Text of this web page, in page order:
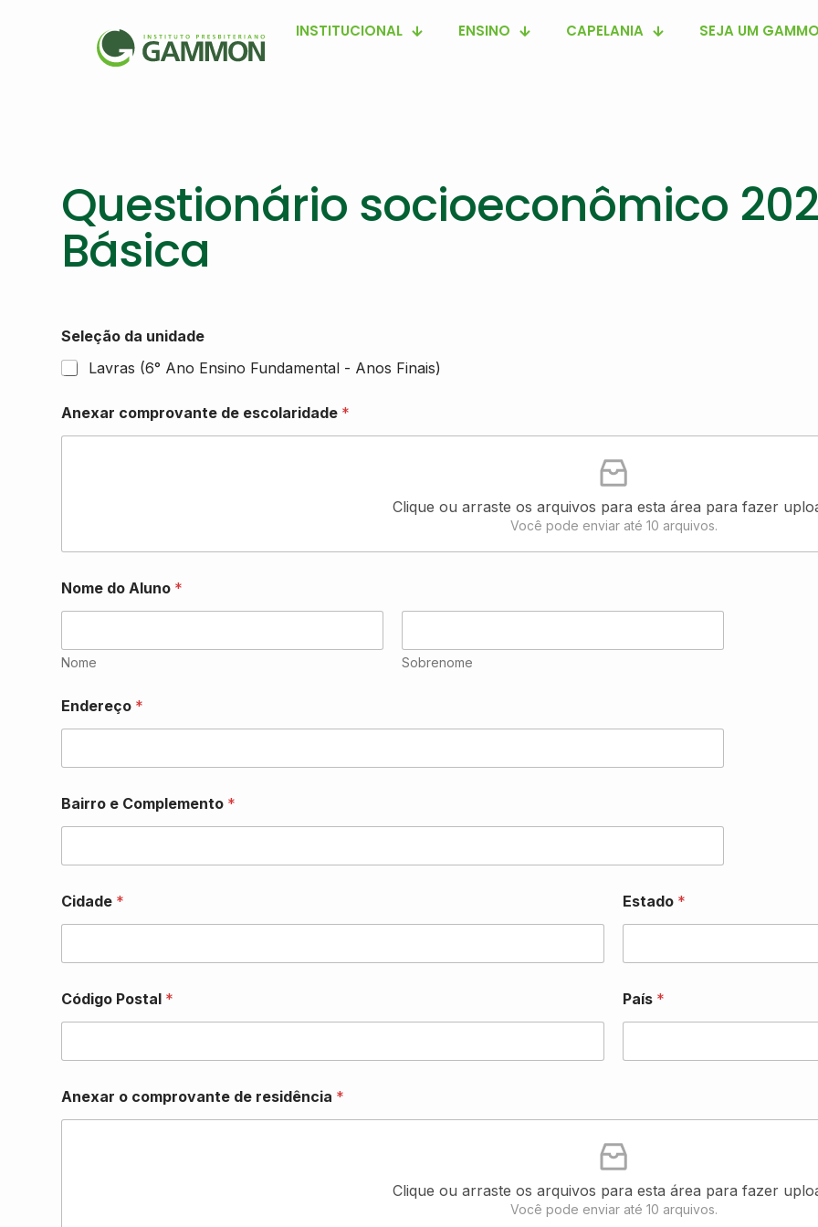
INSTITUCIONAL ENSINO CAPELANIA SEJA UM
Questionário socioeconômico
Básica
Seleção da unidade
Lavras (6° Ano Ensino Fundamental - Anos Finais)
Anexar comprovante de escolaridade *
Clique ou arraste os arquivos para esta área para fazer
Você pode enviar até 10 arquivos.
Nome do Aluno *
Nome Sobrenome
Endereço *
Bairro e Complemento *
Cidade * Estado *
Código Postal * País *
Anexar o comprovante de residência *
Clique ou arraste os arquivos para esta área para fazer
Você pode enviar até 10 arquivos.